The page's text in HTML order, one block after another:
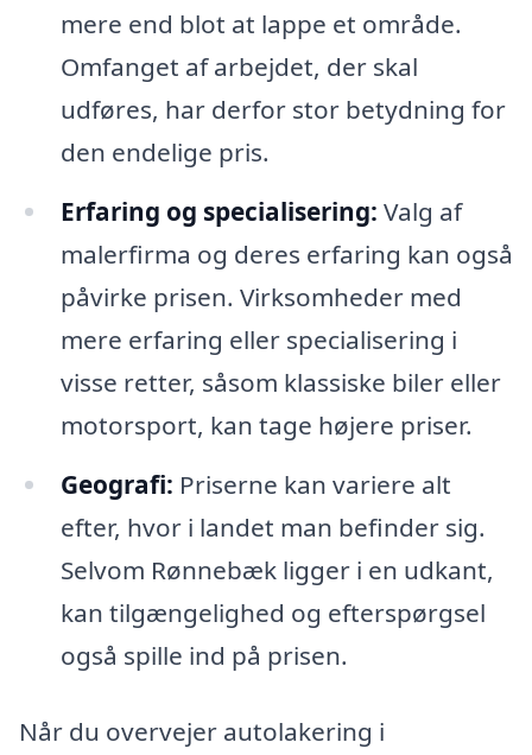
mere end blot at lappe et område.
Omfanget af arbejdet, der skal
udføres, har derfor stor betydning for
den endelige pris.
Erfaring og specialisering: Valg af
malerfirma og deres erfaring kan også
påvirke prisen. Virksomheder med
mere erfaring eller specialisering i
visse retter, såsom klassiske biler eller
motorsport, kan tage højere priser.
Geografi: Priserne kan variere alt
efter, hvor i landet man befinder sig.
Selvom Rønnebæk ligger i en udkant,
kan tilgængelighed og efterspørgsel
også spille ind på prisen.
Når du overvejer autolakering i